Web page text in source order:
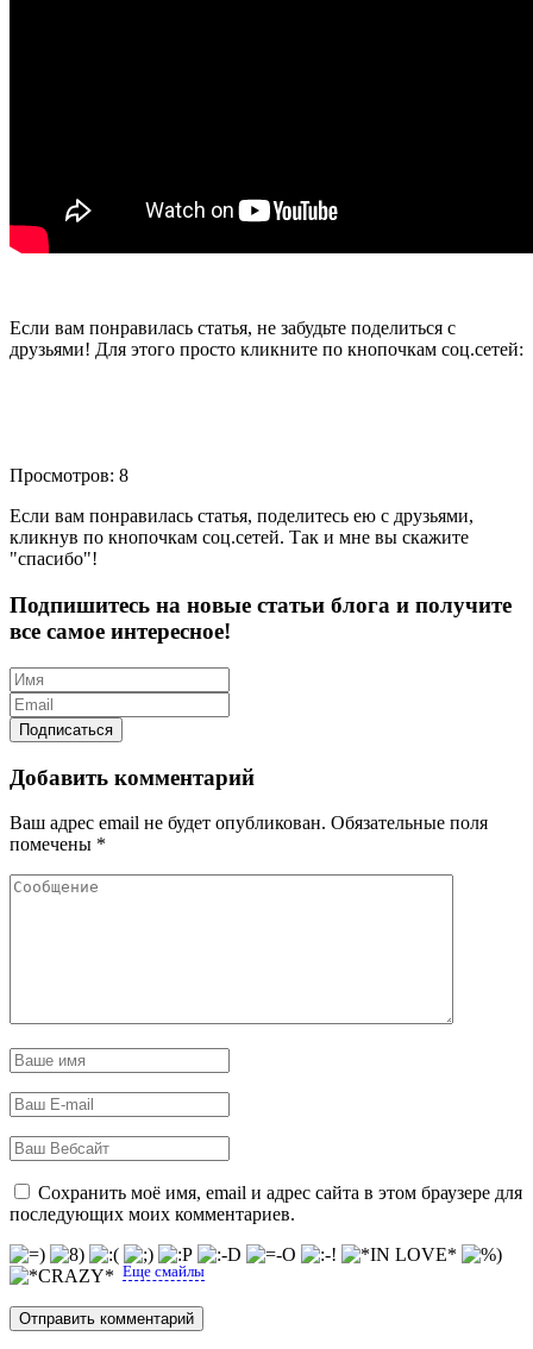
Если вам понравилась статья, не забудьте поделиться с
друзьями! Для этого просто кликните по кнопочкам соц.сетей:
Просмотров: 8
Если вам понравилась статья, поделитесь ею с друзьями,
кликнув по кнопочкам соц.сетей. Так и мне вы скажите
"спасибо"!
Подпишитесь на новые статьи блога и получите
все самое интересное!
Добавить комментарий
Ваш адрес email не будет опубликован. Обязательные поля
помечены *
Сохранить моё имя, email и адрес сайта в этом браузере для
последующих моих комментариев.
Еще смайлы